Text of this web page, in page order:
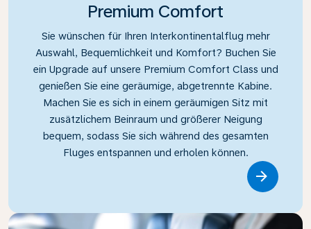
Premium Comfort
Sie wünschen für Ihren Interkontinentalflug mehr
Auswahl, Bequemlichkeit und Komfort? Buchen Sie
ein Upgrade auf unsere Premium Comfort Class und
genießen Sie eine geräumige, abgetrennte Kabine.
Machen Sie es sich in einem geräumigen Sitz mit
zusätzlichem Beinraum und größerer Neigung
bequem, sodass Sie sich während des gesamten
Fluges entspannen und erholen können.